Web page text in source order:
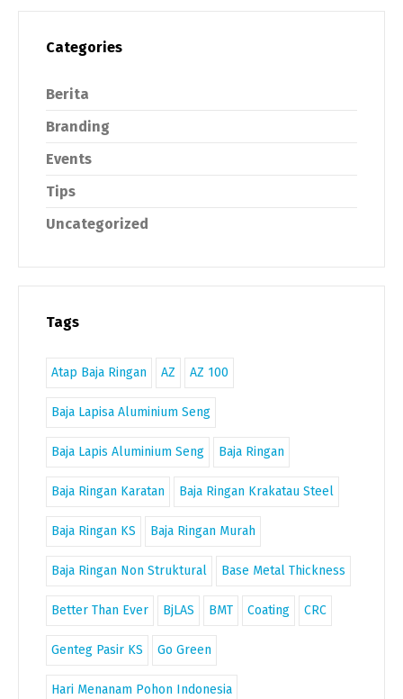
Categories
Berita
Branding
Events
Tips
Uncategorized
Tags
Atap Baja Ringan AZ AZ 100
Baja Lapisa Aluminium Seng
Baja Lapis Aluminium Seng Baja Ringan
Baja Ringan Karatan Baja Ringan Krakatau Steel
Baja Ringan KS Baja Ringan Murah
Baja Ringan Non Struktural Base Metal Thickness
Better Than Ever BjLAS BMT Coating CRC
Genteg Pasir KS Go Green
Hari Menanam Pohon Indonesia